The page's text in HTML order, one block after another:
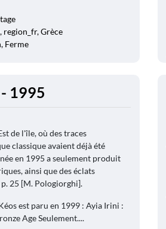
region_fr, Grèce
Ferme
1995
de l'île, où des traces
classique avaient déjà été
en 1995 a seulement produit
ainsi que des éclats
25 [M. Pologiorghi].
est paru en 1999 : Ayia Irini :
Age Seulement....